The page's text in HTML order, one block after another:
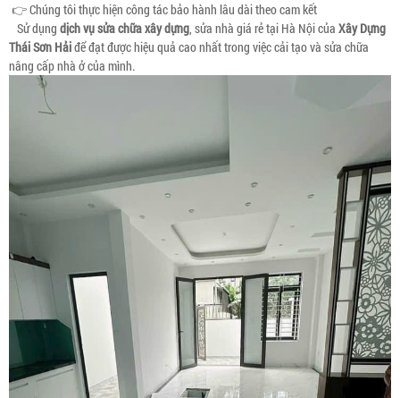
👉 Chúng tôi thực hiện công tác bảo hành lâu dài theo cam kết
Sử dụng dịch vụ sửa chữa xây dựng, sửa nhà giá rẻ tại Hà Nội của Xây Dựng
Thái Sơn Hảiđể đạt được hiệu quả cao nhất trong việc cải tạo và sửa chữa
nâng cấp nhà ở của mình.